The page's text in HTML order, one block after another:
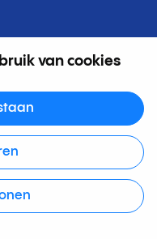
van cookies
9.
uit honderden